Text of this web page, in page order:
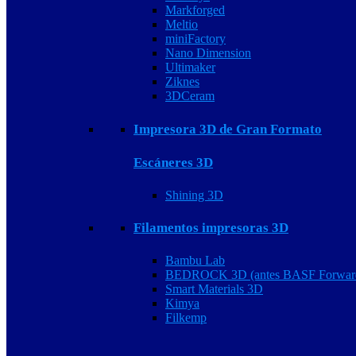
Markforged
Meltio
miniFactory
Nano Dimension
Ultimaker
Ziknes
3DCeram
Impresora 3D de Gran Formato
Escáneres 3D
Shining 3D
Filamentos impresoras 3D
Bambu Lab
BEDROCK 3D (antes BASF
Smart Materials 3D
Kimya
Filkemp